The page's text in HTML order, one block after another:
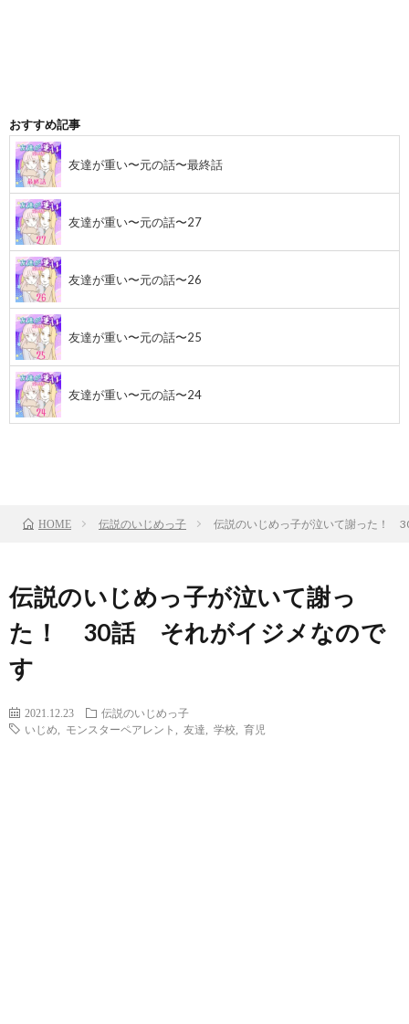
おすすめ記事
友達が重い〜元の話〜最終話
友達が重い〜元の話〜27
友達が重い〜元の話〜26
友達が重い〜元の話〜25
友達が重い〜元の話〜24
HOME 伝説のいじめっ子 伝説のいじめっ子が泣いて謝った！
伝説のいじめっ子が泣いて謝っ
た！ 30話 それがイジメなので
す
2021.12.23
伝説のいじめっ子
いじめ
モンスターペアレント 友達 学校 育児